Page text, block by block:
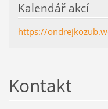
Kalendář akcí
https://
Kontakt